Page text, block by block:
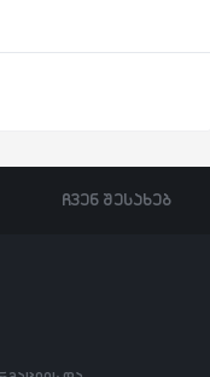
ჩვენ შესახებ